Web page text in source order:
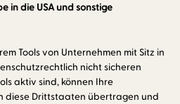
in die USA und sonstige
Tools von Unternehmen mit Sitz in
nicht sicheren
aktiv sind, können Ihre
diese Drittstaaten übertragen und